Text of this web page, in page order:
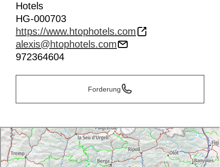
Hotels
HG-000703
https://www.htophotels.com
alexis@htophotels.com
972364604
Forderung